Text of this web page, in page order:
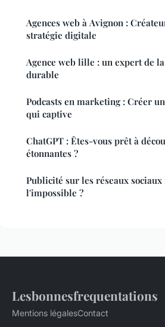
Agences web à Avignon :
stratégie digitale
Agence web lille : un expert de
durable
Podcasts en marketing : Créer
qui captive
ChatGPT : Êtes-vous prêt à
étonnantes ?
Publicité sur les réseaux
l'impossible ?
Lesbonnesfrequentations
Mentions légalesContact